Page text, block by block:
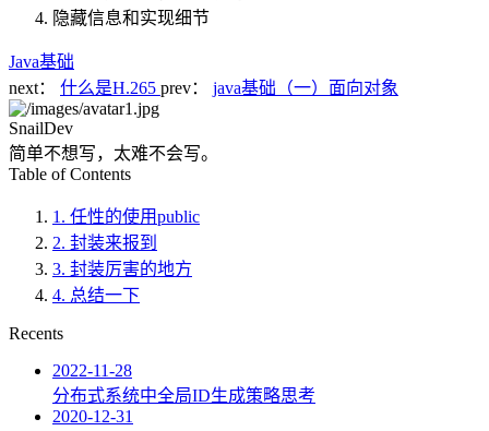
隐藏信息和实现细节
Java基础
next： 什么是H.265 prev： java基础（一）面向对象
SnailDev
简单不想写，太难不会写。
Table of Contents
1. 任性的使用public
2. 封装来报到
3. 封装厉害的地方
4. 总结一下
Recents
2022-11-28
分布式系统中全局ID生成策略思考
2020-12-31